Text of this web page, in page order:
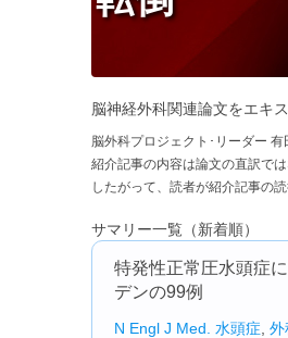
脳神経外科関連論文をエキ
脳外科プロジェクト･リーダー
紹介記事の内容は論文の直訳で
したがって、読者が紹介記事の
サマリー一覧（新着順）
特発性正常圧水頭症
デンの99例
N Engl J Med. 水頭症 外